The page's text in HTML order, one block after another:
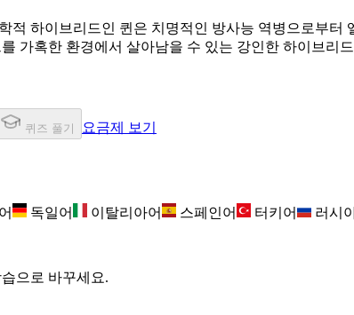
적 하이브리드인 퀸은 치명적인 방사능 역병으로부
가혹한 환경에서 살아남을 수 있는 강인한 하이브리
퀴즈 풀기 요금제 보기
독일어 이탈리아어 스페인어 터키어 러시
으로 바꾸세요.